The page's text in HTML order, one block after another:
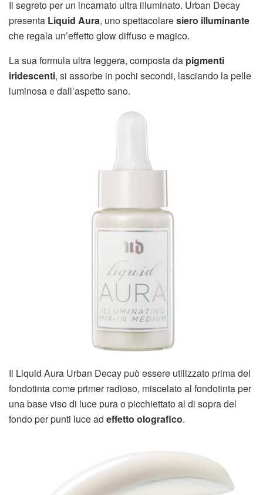
Il segreto per un incarnato ultra illuminato. Urban Decay
presenta Liquid Aura, uno spettacolaresiero illuminante
che regala un’effetto glow diffuso e magico.
La sua formula ultra leggera, composta da pigmenti
iridescenti, si assorbe in pochi secondi, lasciando la pelle
luminosa e dall’aspetto sano.
Il Liquid Aura Urban Decay può essere utilizzato prima del
fondotinta come primer radioso, miscelato al fondotinta per
una base viso di luce pura o picchiettato al di sopra del
fondo per punti luce ad effetto olografico.